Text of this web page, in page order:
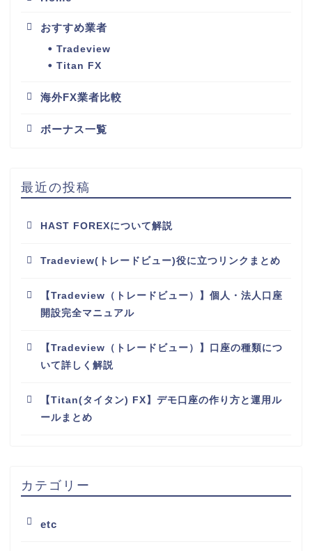
おすすめ業者
Tradeview
Titan FX
海外FX業者比較
ボーナス一覧
最近の投稿
HAST FOREXについて解説
Tradeview(トレードビュー)役に立つリンクまとめ
【Tradeview（トレードビュー）】個人・法人口座
開設完全マニュアル
【Tradeview（トレードビュー）】口座の種類につ
いて詳しく解説
【Titan(タイタン) FX】デモ口座の作り方と運用ル
ールまとめ
カテゴリー
etc